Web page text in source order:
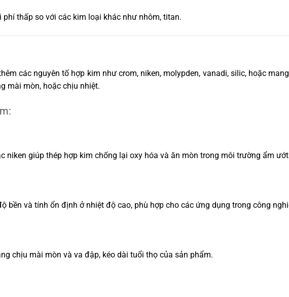
phí thấp so với các kim loại khác như nhôm, titan.
các nguyên tố hợp kim như crom, niken, molypden, vanadi, silic, hoặc
mài mòn, hoặc chịu nhiệt.
niken giúp thép hợp kim chống lại oxy hóa và ăn mòn trong môi trường ẩm
bền và tính ổn định ở nhiệt độ cao, phù hợp cho các ứng dụng trong công
chịu mài mòn và va đập, kéo dài tuổi thọ của sản phẩm.